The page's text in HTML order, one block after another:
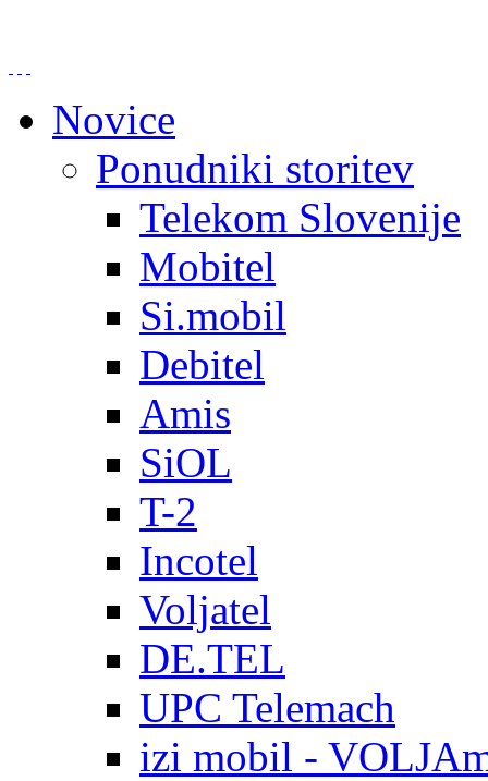
Novice
Ponudniki storitev
Telekom Slovenije
Mobitel
Si.mobil
Debitel
Amis
SiOL
T-2
Incotel
Voljatel
DE.TEL
UPC Telemach
izi mobil -